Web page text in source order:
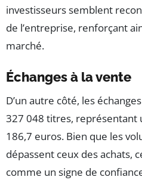
investisseurs semblent
de l’entreprise, renforçant
marché.
Échanges à la vente
D’un autre côté, les
327 048 titres, représentant
186,7 euros. Bien que les
dépassent ceux des achats,
comme un signe de